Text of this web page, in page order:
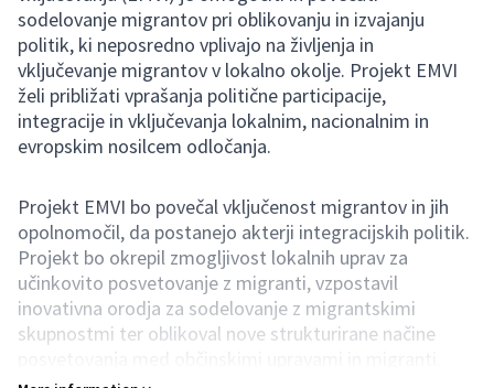
sodelovanje migrantov pri oblikovanju in izvajanju
politik, ki neposredno vplivajo na življenja in
vključevanje migrantov v lokalno okolje. Projekt EMVI
želi približati vprašanja politične participacije,
integracije in vključevanja lokalnim, nacionalnim in
evropskim nosilcem odločanja.
Projekt EMVI bo povečal vključenost migrantov in jih
opolnomočil, da postanejo akterji integracijskih politik.
Projekt bo okrepil zmogljivost lokalnih uprav za
učinkovito posvetovanje z migranti, vzpostavil
inovativna orodja za sodelovanje z migrantskimi
skupnostmi ter oblikoval nove strukturirane načine